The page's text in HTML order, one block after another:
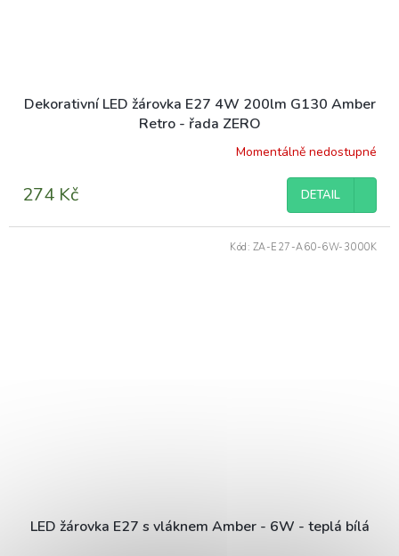
Dekorativní LED žárovka E27 4W 200lm G130 Amber
Retro - řada ZERO
Momentálně nedostupné
274 Kč DETAIL
LED žárovka E27 s vláknem Amber - 6W - teplá bílá
Kód: ZA-E27-A60-6W-3000K